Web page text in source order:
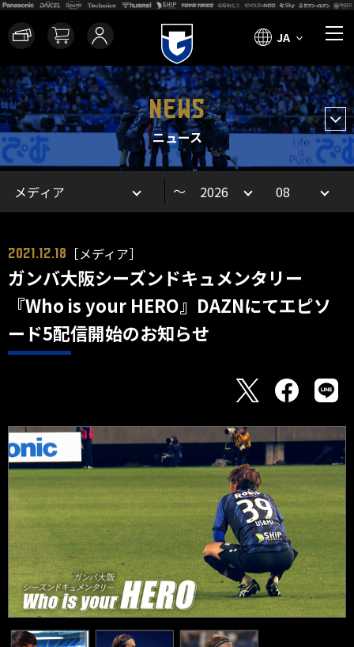
JA
NEWS
ニュース
～
2021.12.18 ［メディア］
ガンバ大阪シーズンドキュメンタリー
『Who is your HERO』DAZNにてエピソ
ード5配信開始のお知らせ